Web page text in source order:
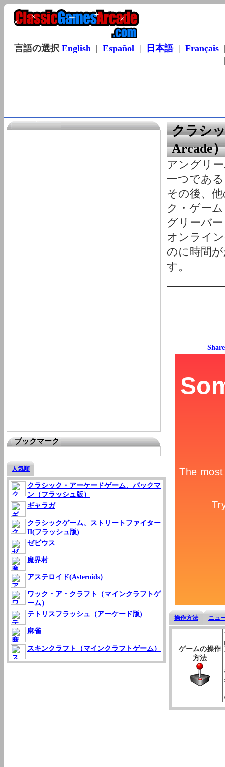
言語の選択 English | Español | 日本語| Français
ブックマーク
人気順
クラシック・アーケードゲーム、パックマ
ン（フラッシュ版）
ギャラガ
クラシックゲーム、ストリートファイター
II(フラッシュ版)
ゼビウス
魔界村
アステロイド(Asteroids）
ワック・ア・クラフト（マインクラフトゲ
ーム）
テトリスフラッシュ（アーケード版)
麻雀
スキンクラフト（マインクラフトゲーム）
クラシ
Arcade
アングリ
一つであ
その後、
ク・ゲー
グリーバ
オンライ
のに時間
す。
操作方法 ニュ
ゲームの操作
方法